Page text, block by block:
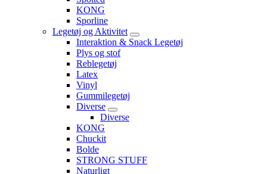
KONG
Sporline
Legetøj og Aktivitet
Interaktion & Snack Legetøj
Plys og stof
Reblegetøj
Latex
Vinyl
Gummilegetøj
Diverse
Diverse
KONG
Chuckit
Bolde
STRONG STUFF
Naturligt